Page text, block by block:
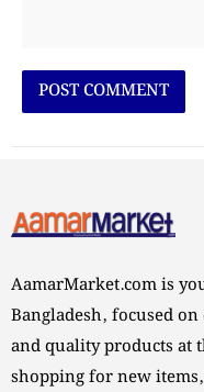
AamarMarket.com is
Bangladesh, focused
and quality products at
shopping for new